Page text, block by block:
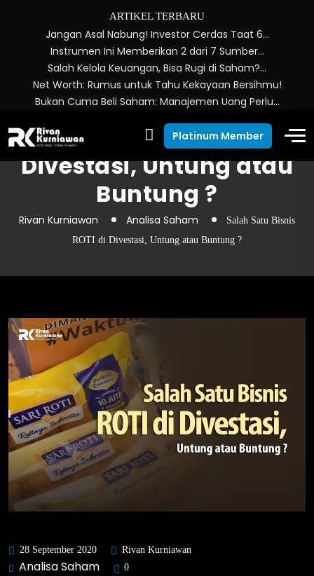
ARTIKEL TERBARU
Jangan Asal Nabung! Investor Cerdas Taat 6…
Instrumen Ini Memberikan 2 dari 7 Sumber…
Salah Kelola Keuangan, Bisa Rugi di Saham?…
Net Worth: Rumus untuk Tahu Kekayaan Bersihmu!
Bukan Cuma Beli Saham: Manajemen Uang Perlu…
Platinum Member
Salah Satu Bisnis ROTI di
Divestasi, Untung atau
Buntung ?
Rivan Kurniawan Analisa Saham
Salah Satu Bisnis
ROTI di Divestasi, Untung atau Buntung ?
28 September 2020 Rivan Kurniawan
Analisa Saham 0